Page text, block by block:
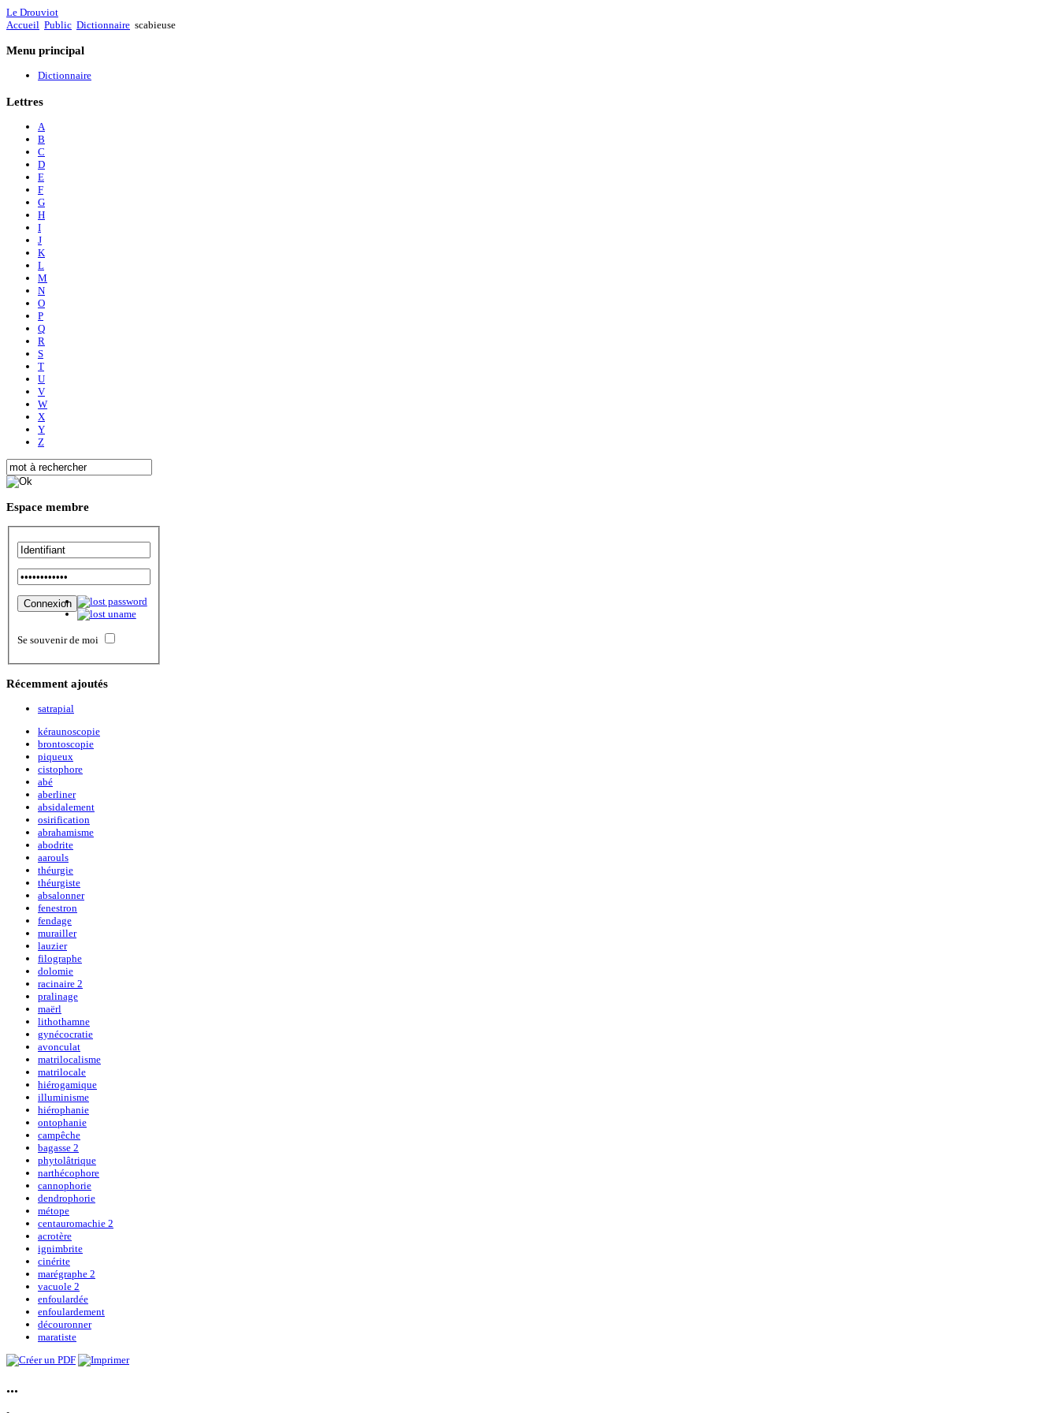
Le Drouviot
Accueil Public Dictionnaire scabieuse
Menu principal
Dictionnaire
Lettres
A
B
C
D
E
F
G
H
I
J
K
L
M
N
O
P
Q
R
S
T
U
V
W
X
Y
Z
Espace membre
Se souvenir de moi
Récemment ajoutés
satrapial
kéraunoscopie
brontoscopie
piqueux
cistophore
abé
aberliner
absidalement
osirification
abrahamisme
abodrite
aarouls
théurgie
théurgiste
absalonner
fenestron
fendage
murailler
lauzier
filographe
dolomie
racinaire 2
pralinage
maërl
lithothamne
gynécocratie
avonculat
matrilocalisme
matrilocale
hiérogamique
illuminisme
hiérophanie
ontophanie
campêche
bagasse 2
phytolâtrique
narthécophore
cannophorie
dendrophorie
métope
centauromachie 2
acrotère
ignimbrite
cinérite
marégraphe 2
vacuole 2
enfoulardée
enfoulardement
découronner
maratiste
...